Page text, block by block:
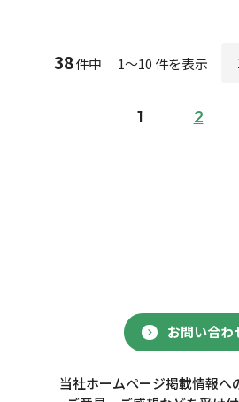
38件中 1～10 件を表示
1 2
お問い合わ
当社ホームページ掲載情報へ